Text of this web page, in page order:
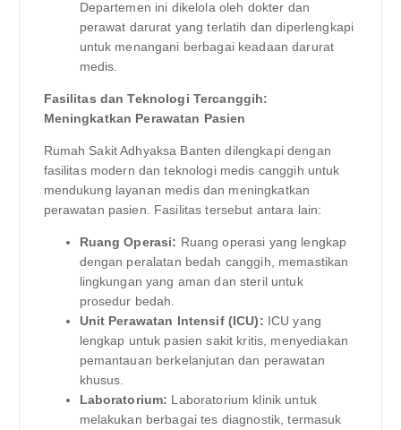
Departemen ini dikelola oleh dokter dan
perawat darurat yang terlatih dan diperlengkapi
untuk menangani berbagai keadaan darurat
medis.
Fasilitas dan Teknologi Tercanggih:
Meningkatkan Perawatan Pasien
Rumah Sakit Adhyaksa Banten dilengkapi dengan
fasilitas modern dan teknologi medis canggih untuk
mendukung layanan medis dan meningkatkan
perawatan pasien. Fasilitas tersebut antara lain:
Ruang Operasi: Ruang operasi yang lengkap
dengan peralatan bedah canggih, memastikan
lingkungan yang aman dan steril untuk
prosedur bedah.
Unit Perawatan Intensif (ICU): ICU yang
lengkap untuk pasien sakit kritis, menyediakan
pemantauan berkelanjutan dan perawatan
khusus.
Laboratorium: Laboratorium klinik untuk
melakukan berbagai tes diagnostik, termasuk